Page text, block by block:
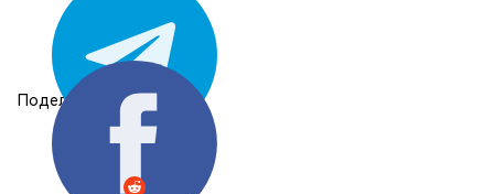
Поделиться: